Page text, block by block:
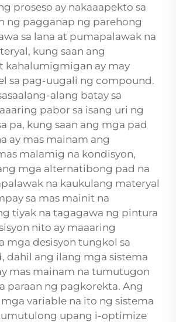
proseso ay nakaaapekto sa
ng pagganap ng parehong
sa lana at pumapalawak na
kung saan ang
kahalumigmigan ay may
sa pag-uugali ng compound.
alang batay sa
pabor sa isang uri ng
pa, kung saan ang mga pad
ay mas mainam ang
malamig na kondisyon,
mga alternatibong pad na
na kaukulang materyal
sa mas mainit na
tiyak na tagagawa ng pintura
nito ay maaaring
mga desisyon tungkol sa
dahil ang ilang mga sistema
mas mainam na tumutugon
paraan ng pagkorekta. Ang
variable na ito ng sistema
upang i-optimize